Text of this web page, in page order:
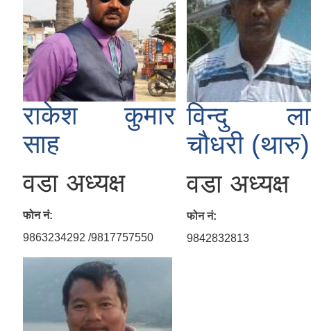
राकेश कुमार
साह
वडा अध्यक्ष
फोन नं:
9863234292 /9817757550
विन्दु
चौधरी (थारु)
वडा अध्यक्ष
फोन नं:
9842832813